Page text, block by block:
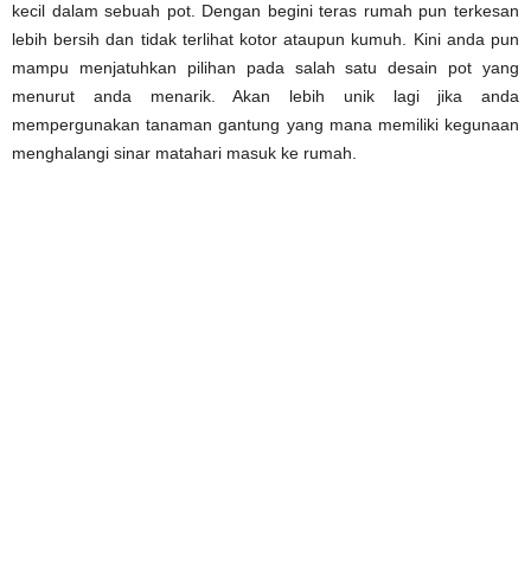
kecil dalam sebuah pot. Dengan begini teras rumah pun terkesan
lebih bersih dan tidak terlihat kotor ataupun kumuh. Kini anda pun
mampu menjatuhkan pilihan pada salah satu desain pot yang
menurut anda menarik. Akan lebih unik lagi jika anda
mempergunakan tanaman gantung yang mana memiliki kegunaan
menghalangi sinar matahari masuk ke rumah.